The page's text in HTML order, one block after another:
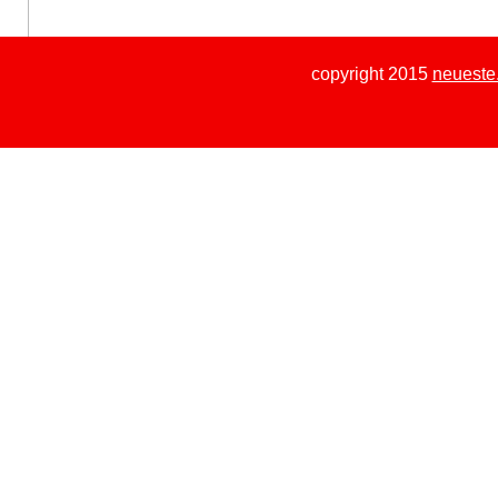
copyright 2015